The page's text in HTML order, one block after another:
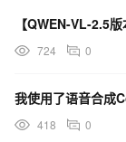
724 0
418 0